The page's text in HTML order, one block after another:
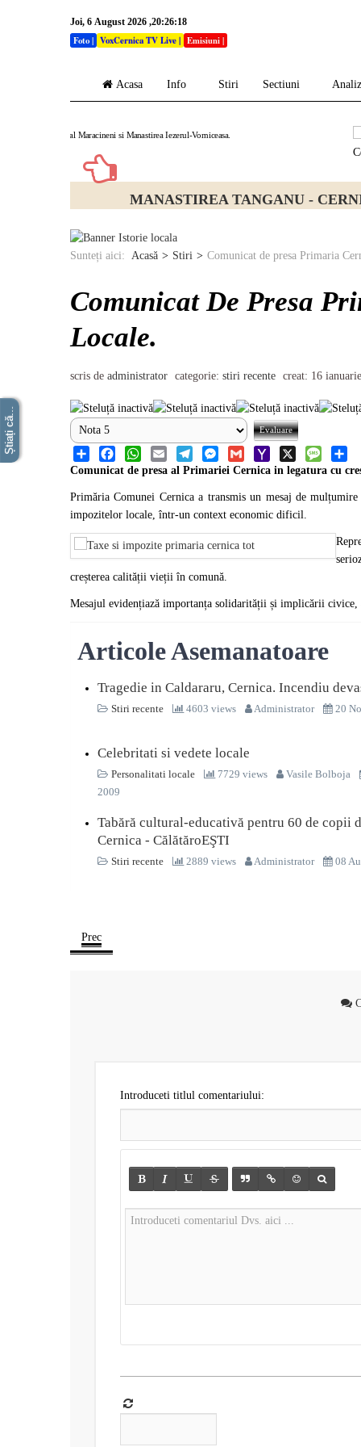
Joi, 6 August 2026 ,20:26:19
Foto| VoxCernica TV Live| Emisiuni|
Acasa Info Stiri Sectiuni
NECROPOLA NEOLITICĂ
Sunteți aici: Acasă Stiri Comunicat de presa Primaria
Comunicat De Presa
Locale.
scris de administrator categorie: stiri recente creat: 16
ShareFacebookWhatsApp
EmailTelegramMessenger
GmailYahooX Message
Share
Comunicat de presa al Primariei Cernica in legatura cu
Primăria Comunei Cernica a transmis un mesaj de
impozitelor locale, într-un context economic dificil.
creșterea calității vieții în comună.
Mesajul evidențiază importanța solidarității și implicării
Articole Asemanatoare
Tragedie in Caldararu, Cernica. Incendiu
Stiri recente 4603 views Administrator 20
Celebritati si vedete locale
Personalitati locale 7729 views Vasile Bolboja
2009
Tabără cultural-educativă pentru 60 de copii
Cernica - CălătăroEŞTI
Stiri recente 2889 views Administrator 08
Prec
Introduceti titlul comentariului:
Știați că...